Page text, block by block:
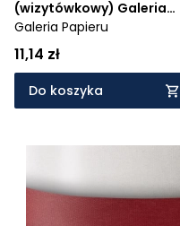
(wizytówkowy) Galeria
Papieru savanna kremowy
200g 20 arkuszy A4 -
kremowy 200 g (204802)
Galeria Papieru
11,14 zł
Do koszyka